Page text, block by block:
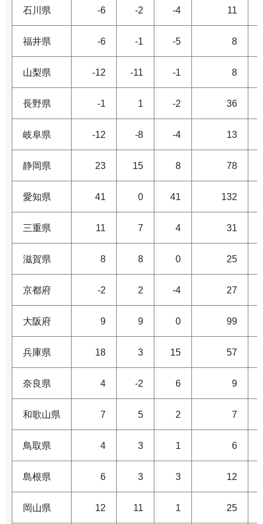
石川県 -6 -2 -4 11
福井県 -6 -1 -5 8
山梨県 -12 -11 -1 8
長野県 -1 1 -2 36
岐阜県 -12 -8 -4 13
静岡県 23 15 8 78
愛知県 41 0 41 132
三重県 11 7 4 31
滋賀県 8 8 0 25
京都府 -2 2 -4 27
大阪府 9 9 0 99
兵庫県 18 3 15 57
奈良県 4 -2 6 9
和歌山県 7 5 2 7
鳥取県 4 3 1 6
島根県 6 3 3 12
岡山県 12 11 1 25